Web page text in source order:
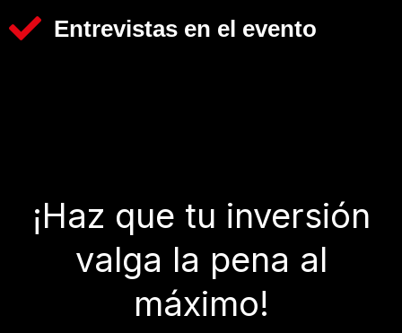
Entrevistas en el evento
¡Haz que tu inversión
valga la pena al
máximo!